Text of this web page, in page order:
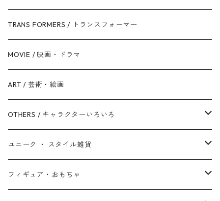
銀河帝国 / ダークサイド
反乱同盟軍 / ライトサイド
スターウォーズ・シリーズ
シークエル・トリロジー
アンソロジー・シリーズ
スターウォーズ・アニメ
マイティ・ソー
ハルク
ブラック・ウィドウ
ブラックパンサー
キャプテン・マーベル
ドクター・ストレンジ
美女と野獣
眠れる森の美女
リトル・マーメイド
白雪姫
アラジン
塔の上のラプンツェル
ファインディング・ニモ / ドリー
Mr.インクレディブル
アーロと少年
ピクサー
ジャスティス・リーグ
バットマン
スーパーマン
ザ・フラッシュ
ワンダーウーマン
ジョーカー
TRANS FORMERS / トランスフォーマー
MOVIE / 映画・ドラマ
ART / 芸術・絵画
OTHERS / キャラクターいろいろ
ザ・マペッツ
ひつじのショーン
ユニーク ・ スタイル雑貨
北欧・ヨーロッパ雑貨
フィギュア・おもちゃ